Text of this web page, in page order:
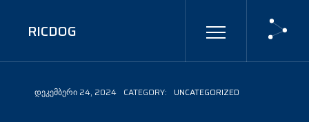
RICDOG
ᲓᲔᲙᲔᲛᲑᲔᲠᲘ 24, 2024 CATEGORY: UNCATEGORIZED